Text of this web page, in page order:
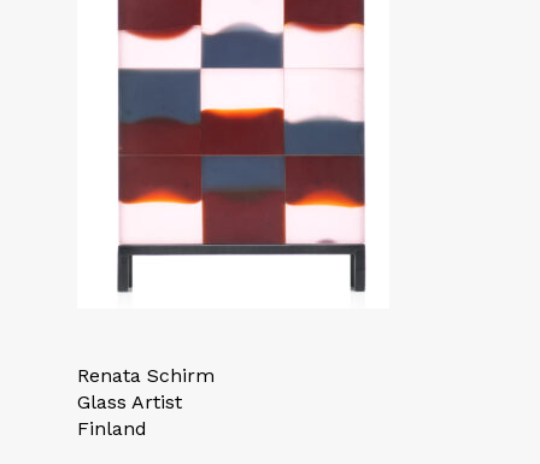
Renata Schirm
Glass Artist
Finland